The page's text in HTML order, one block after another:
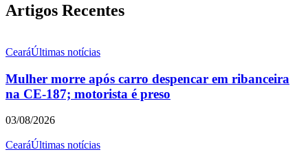
Artigos Recentes
CearáÚltimas notícias
Mulher morre após carro despencar em ribanceira
na CE-187; motorista é preso
03/08/2026
CearáÚltimas notícias